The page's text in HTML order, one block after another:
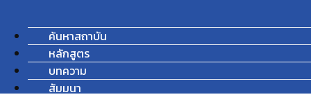
ค้นหาสถาบัน
หลักสูตร
บทความ
สัมมนา